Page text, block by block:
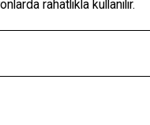
rahatlıkla kullanılır.